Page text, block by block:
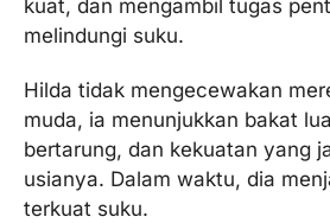
kuat, dan mengambil tugas
melindungi suku.
Hilda tidak mengecewakan
muda, ia menunjukkan bakat
bertarung, dan kekuatan yang
usianya. Dalam waktu, dia
terkuat suku.